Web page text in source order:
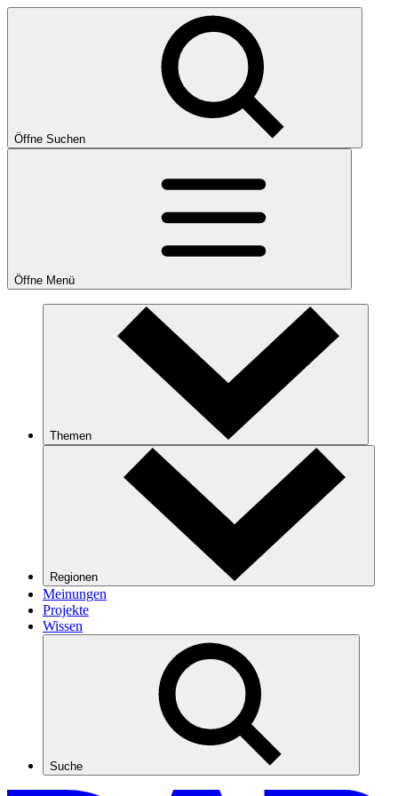
Öffne Suchen
Öffne Menü
Themen
Regionen
Meinungen
Projekte
Wissen
Suche